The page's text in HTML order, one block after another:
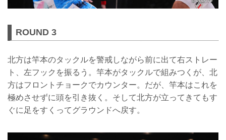
ROUND 3
北方は竿本のタックルを警戒しながら前に出て右ストレー
ト、左フックを振るう。竿本がタックルで組みつくが、北
方はフロントチョークでカウンター。だが、竿本はこれを
極めさせずに頭を引き抜く。そして北方が立ってきてもす
ぐに足をすくってグラウンドへ戻す。